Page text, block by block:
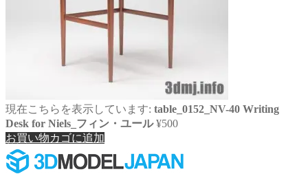
現在こちらを表示しています: table_0152_NV-40 Writing
Desk for Niels_フィン・ユール ¥500
お買い物カゴに追加